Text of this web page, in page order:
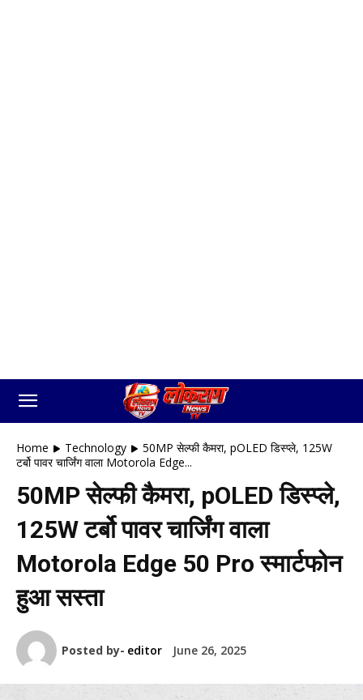
Home Technology
50MP सेल्फी कैमरा, pOLED डिस्प्ले, 125W
टर्बो पावर चार्जिंग वाला Motorola Edge...
50MP सेल्फी कैमरा, pOLED डिस्प्ले,
125W टर्बो पावर चार्जिंग वाला
Motorola Edge 50 Pro स्मार्टफोन
हुआ सस्ता
Posted by- editor June 26, 2025